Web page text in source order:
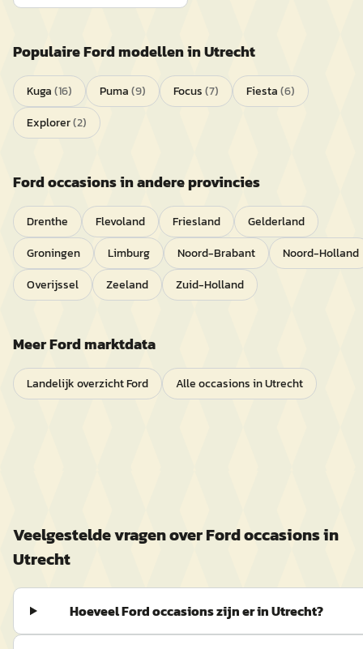
PopulaireFordmodellen inUtrecht
Kuga(16) Puma(9) Focus(7) Fiesta(6)
Explorer(2)
Fordoccasions in andere provincies
Drenthe Flevoland Friesland
Gelderland
Groningen
Limburg Noord-Brabant
Noord-Holland
Overijssel
Zeeland Zuid-Holland
MeerFordmarktdata
Landelijk overzichtFord Alle occasions inUtrecht
Veelgestelde vragen overFordoccasions in
Utrecht
Hoeveel Ford occasions zijn er in Utrecht?